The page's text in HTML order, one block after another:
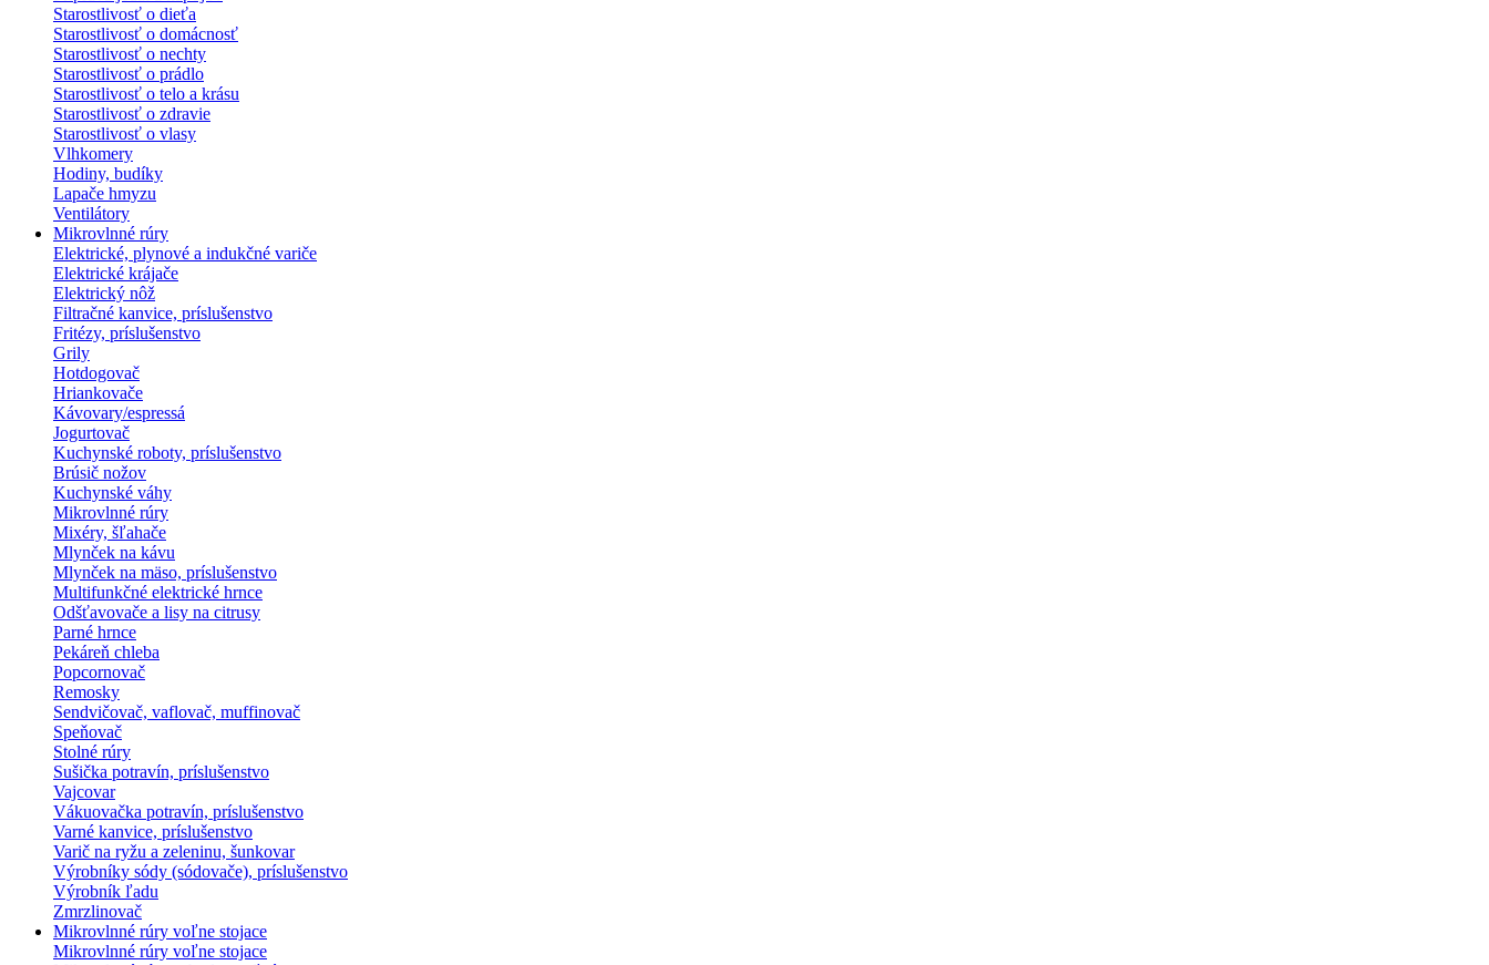
Starostlivosť o dieťa
Starostlivosť o domácnosť
Starostlivosť o nechty
Starostlivosť o prádlo
Starostlivosť o telo a krásu
Starostlivosť o zdravie
Starostlivosť o vlasy
Vlhkomery
Hodiny, budíky
Lapače hmyzu
Ventilátory
Mikrovlnné rúry
Elektrické, plynové a indukčné variče
Elektrické krájače
Elektrický nôž
Filtračné kanvice, príslušenstvo
Fritézy, príslušenstvo
Grily
Hotdogovač
Hriankovače
Kávovary/espressá
Jogurtovač
Kuchynské roboty, príslušenstvo
Brúsič nožov
Kuchynské váhy
Mikrovlnné rúry
Mixéry, šľahače
Mlynček na kávu
Mlynček na mäso, príslušenstvo
Multifunkčné elektrické hrnce
Odšťavovače a lisy na citrusy
Parné hrnce
Pekáreň chleba
Popcornovač
Remosky
Sendvičovač, vaflovač, muffinovač
Speňovač
Stolné rúry
Sušička potravín, príslušenstvo
Vajcovar
Vákuovačka potravín, príslušenstvo
Varné kanvice, príslušenstvo
Varič na ryžu a zeleninu, šunkovar
Výrobníky sódy (sódovače), príslušenstvo
Výrobník ľadu
Zmrzlinovač
Mikrovlnné rúry voľne stojace
Mikrovlnné rúry voľne stojace